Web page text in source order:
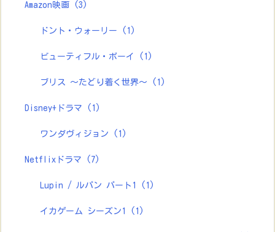
Amazon映画 (3)
ドント・ウォーリー (1)
ビューティフル・ボーイ (1)
ブリス ～たどり着く世界～ (1)
Disney+ドラマ (1)
ワンダヴィジョン (1)
Netflixドラマ (7)
Lupin / ルパン パート1 (1)
イカゲーム シーズン1 (1)